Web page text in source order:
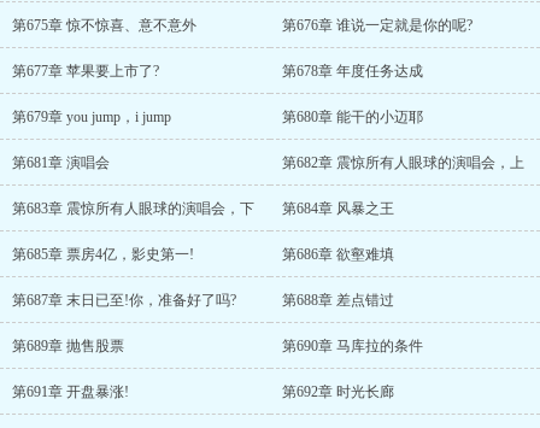
第675章 惊不惊喜、意不意外 第676章 谁说一定就是你的呢?
第677章 苹果要上市了? 第678章 年度任务达成
第679章 you jump，i jump 第680章 能干的小迈耶
第681章 演唱会 第682章 震惊所有人眼球的演唱会，上
第683章 震惊所有人眼球的演唱会，下 第684章 风暴之王
第685章 票房4亿，影史第一! 第686章 欲壑难填
第687章 末日已至!你，准备好了吗? 第688章 差点错过
第689章 抛售股票 第690章 马库拉的条件
第691章 开盘暴涨! 第692章 时光长廊